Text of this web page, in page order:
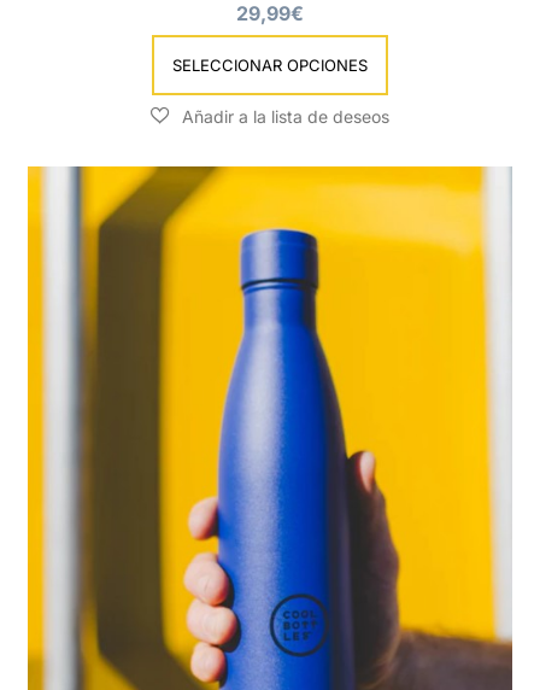
29,99€
SELECCIONAR OPCIONES